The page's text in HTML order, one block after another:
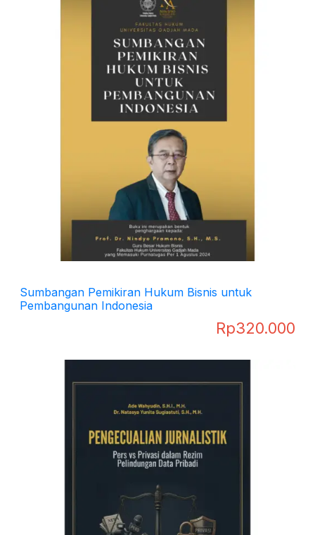
Sumbangan Pemikiran Hukum Bisnis untuk
Pembangunan Indonesia
Rp320.000